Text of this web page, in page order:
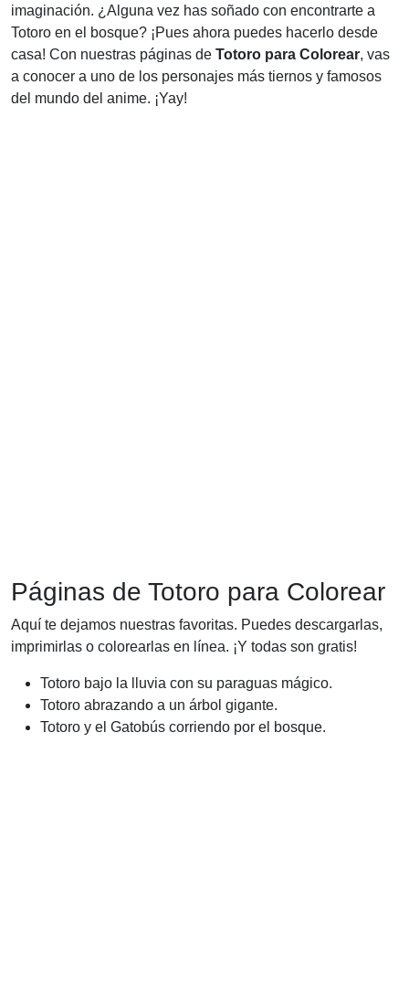
imaginación. ¿Alguna vez has soñado con encontrarte a
Totoro en el bosque? ¡Pues ahora puedes hacerlo desde
casa! Con nuestras páginas de Totoro para Colorear, vas
a conocer a uno de los personajes más tiernos y famosos
del mundo del anime. ¡Yay!
Páginas de Totoro para Colorear
Aquí te dejamos nuestras favoritas. Puedes descargarlas,
imprimirlas o colorearlas en línea. ¡Y todas son gratis!
Totoro bajo la lluvia con su paraguas mágico.
Totoro abrazando a un árbol gigante.
Totoro y el Gatobús corriendo por el bosque.